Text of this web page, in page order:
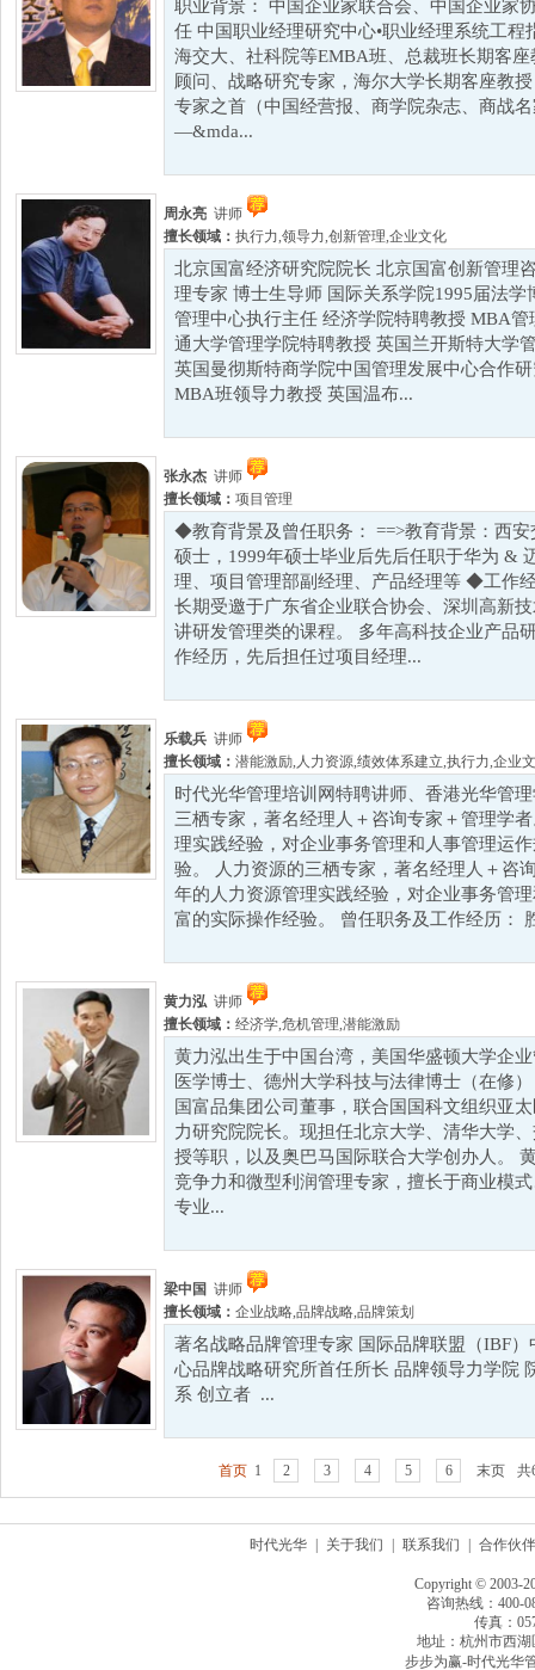
职业背景： 中国企业家联合会、中国企业家
任 中国职业经理研究中心•职业经理系统工
海交大、社科院等EMBA班、总裁班长期客
顾问、战略研究专家，海尔大学长期客座教
专家之首（中国经营报、商学院杂志、商战
—&mda...
周永亮 讲师
擅长领域： 执行力,领导力,创新管理,企业文化
北京国富经济研究院院长 北京国富创新管理
理专家 博士生导师 国际关系学院1995届法
管理中心执行主任 经济学院特聘教授 MBA
通大学管理学院特聘教授 英国兰开斯特大学
英国曼彻斯特商学院中国管理发展中心合作
MBA班领导力教授 英国温布...
张永杰 讲师
擅长领域： 项目管理
◆教育背景及曾任职务： ==>教育背景：西
硕士，1999年硕士毕业后先后任职于华为 &
理、项目管理部副经理、产品经理等 ◆工作
长期受邀于广东省企业联合协会、深圳高新
讲研发管理类的课程。 多年高科技企业产品
作经历，先后担任过项目经理...
乐载兵 讲师
擅长领域： 潜能激励, 人力资源,绩效体系建立,执行力,企业
时代光华管理培训网特聘讲师、香港光华管
三栖专家，著名经理人＋咨询专家＋管理学
理实践经验，对企业事务管理和人事管理运
验。 人力资源的三栖专家，著名经理人＋咨
年的人力资源管理实践经验，对企业事务管
富的实际操作经验。 曾任职务及工作经历：
黄力泓 讲师
擅长领域： 经济学,危机管理,潜能激励
黄力泓出生于中国台湾，美国华盛顿大学企
医学博士、德州大学科技与法律博士（在修
国富品集团公司董事，联合国国科文组织亚
力研究院院长。现担任北京大学、清华大学
授等职，以及奥巴马国际联合大学创办人。
竞争力和微型利润管理专家，擅长于商业模
专业...
梁中国 讲师
擅长领域： 企业战略,品牌战略,品牌策划
著名战略品牌管理专家 国际品牌联盟（IBF
心品牌战略研究所首任所长 品牌领导力学院
系 创立者 ...
首页 1 2 3 4 5 6 末页 共
时代光华 关于我们 联系我们 合作伙伴
Copyright © 2003-
咨询热线：400-
传真：
地址：杭州市西
步步为赢-时代光华